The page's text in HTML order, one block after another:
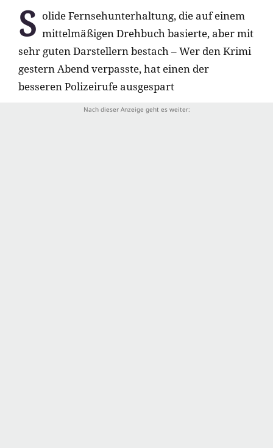
S olide Fernsehunterhaltung, die auf einem
mittelmäßigen Drehbuch basierte, aber mit
sehr guten Darstellern bestach – Wer den Krimi
gestern Abend verpasste, hat einen der
besseren Polizeirufe ausgespart